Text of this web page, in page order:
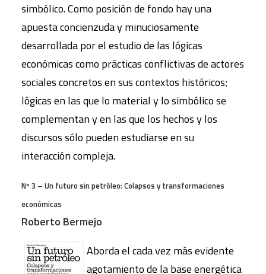
simbólico. Como posición de fondo hay una
apuesta concienzuda y minuciosamente
desarrollada por el estudio de las lógicas
económicas como prácticas conflictivas de actores
sociales concretos en sus contextos históricos;
lógicas en las que lo material y lo simbólico se
complementan y en las que los hechos y los
discursos sólo pueden estudiarse en su
interacción compleja.
Nº 3 – Un futuro sin petróleo: Colapsos y transformaciones
económicas
Roberto Bermejo
Aborda el cada vez más evidente
agotamiento de la base energética